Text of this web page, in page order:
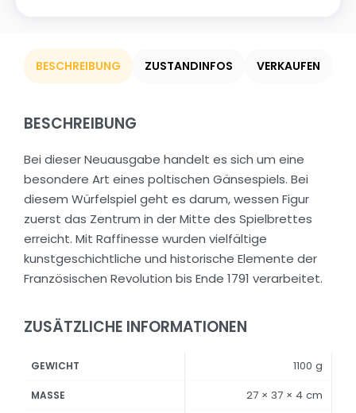
BESCHREIBUNG ZUSTANDINFOS VERKAUFEN
BESCHREIBUNG
Bei dieser Neuausgabe handelt es sich um eine
besondere Art eines poltischen Gänsespiels. Bei
diesem Würfelspiel geht es darum, wessen Figur
zuerst das Zentrum in der Mitte des Spielbrettes
erreicht. Mit Raffinesse wurden vielfältige
kunstgeschichtliche und historische Elemente der
Französischen Revolution bis Ende 1791 verarbeitet.
ZUSÄTZLICHE INFORMATIONEN
GEWICHT 1100 g
MASSE 27 × 37 × 4 cm